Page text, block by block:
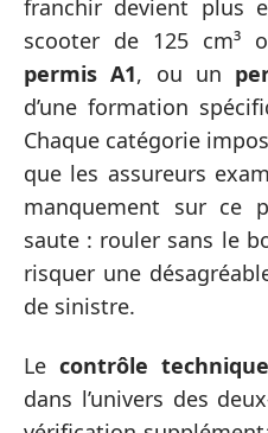
franchir devient plus
scooter de 125 cm³
permis A1, ou un
d’une formation
Chaque catégorie
que les assureurs
manquement sur ce
saute : rouler sans le
risquer une
de sinistre.
Le contrôle technique
dans l’univers des